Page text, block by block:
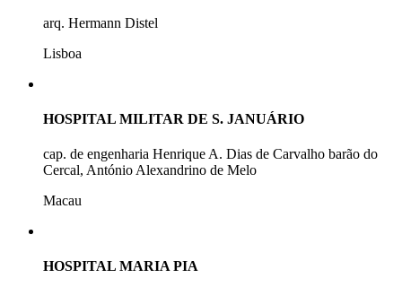
arq. Hermann Distel
Lisboa
HOSPITAL MILITAR DE S. JANUÁRIO
cap. de engenharia Henrique A. Dias de Carvalho barão do
Cercal, António Alexandrino de Melo
Macau
HOSPITAL MARIA PIA